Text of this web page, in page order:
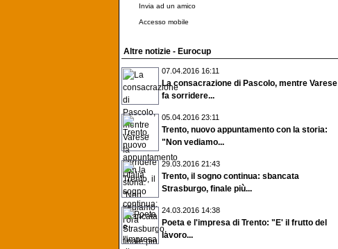
Invia ad un amico
Accesso mobile
Altre notizie - Eurocup
07.04.2016 16:11
La consacrazione di Pascolo, mentre Varese
fa sorridere...
05.04.2016 23:11
Trento, nuovo appuntamento con la storia:
"Non vediamo...
29.03.2016 21:43
Trento, il sogno continua: sbancata
Strasburgo, finale più...
24.03.2016 14:38
Poeta e l'impresa di Trento: "E' il frutto del
lavoro...